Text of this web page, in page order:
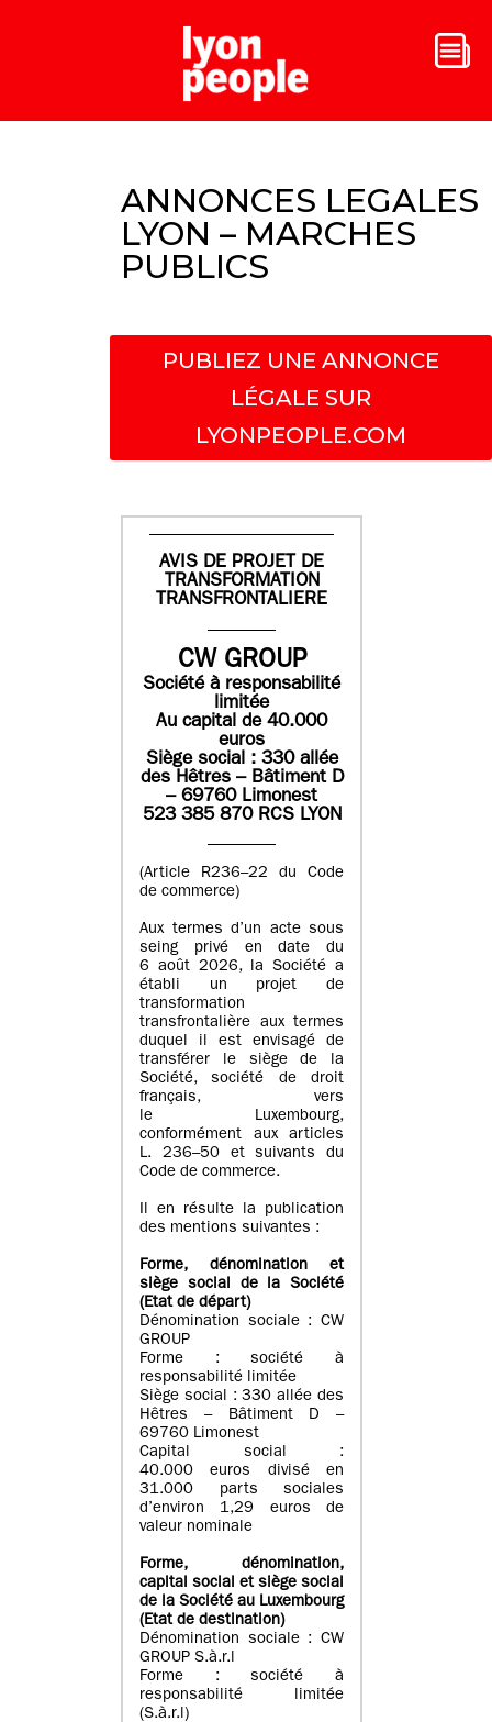
ANNONCES LEGALES
LYON – MARCHES
PUBLICS
PUBLIEZ UNE ANNONCE
LÉGALE SUR
LYONPEOPLE.COM
AVIS DE PROJET DE
TRANSFORMATION
TRANSFRONTALIERE
CW GROUP
Société à responsabilité
limitée
Au capital de 40.000
euros
Siège social : 330 allée
des Hêtres – Bâtiment D
– 69760 Limonest
523 385 870 RCS LYON
(Article R236–22 du Code
de commerce)
Aux termes d’un acte sous
seing privé en date du
6 août 2026, la Société a
établi un projet de
transformation
transfrontalière aux termes
duquel il est envisagé de
transférer le siège de la
Société, société de droit
français, vers
le Luxembourg,
conformément aux articles
L. 236–50 et suivants du
Code de commerce.
Il en résulte la publication
des mentions suivantes :
Forme, dénomination et
siège social de la Société
(Etatde départ)
Dénomination sociale : CW
GROUP
Forme : société à
responsabilité limitée
Siège social : 330 allée des
Hêtres – Bâtiment D –
69760 Limonest
Capital social :
40.000 euros divisé en
31.000 parts sociales
d’environ 1,29 euros de
valeur nominale
Forme, dénomination,
capital social et siège social
de la Société au Luxembourg
(Etat de destination)
Dénomination sociale : CW
GROUP S.à.r.l
Forme : société à
responsabilité limitée
(S.à.r.l)